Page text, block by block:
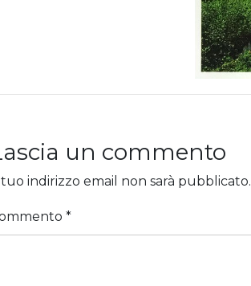
un commento
indirizzo email non sarà pubblicato.
*